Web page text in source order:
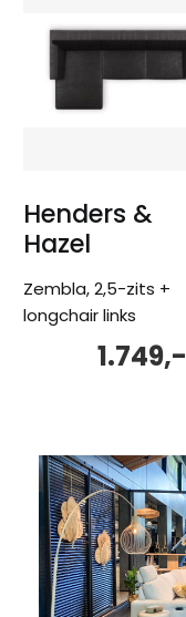
Henders &
Hazel
Zembla, 2,5-zits +
longchair links
1.749,-